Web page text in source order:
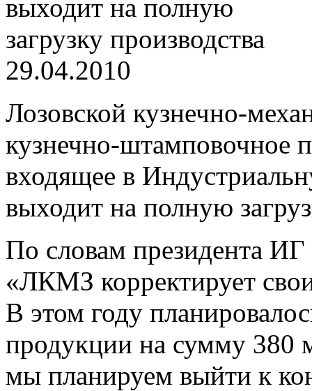
29.04.2010
Лозовской кузнечно-
кузнечно-штамповочное
входящее в
выходит на полную
По словам президента
«ЛКМЗ корректирует
В этом году
продукции на сумму 380
мы планируем выйти к